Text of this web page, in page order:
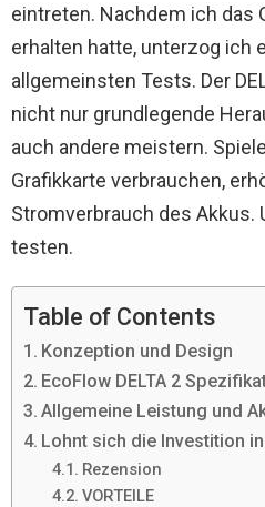
eintreten. Nachdem ich das
erhalten hatte, unterzog ich
allgemeinsten Tests. Der
nicht nur grundlegende
auch andere meistern.
Grafikkarte verbrauchen,
Stromverbrauch des Akkus.
testen.
Table of Contents
Konzeption und Design
EcoFlow DELTA 2
Allgemeine Leistung und
Lohnt sich die Investition in
Rezension
VORTEILE